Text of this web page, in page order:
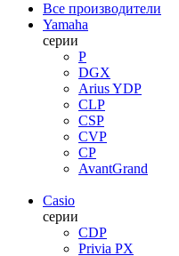
Все производители
Yamaha
серии
P
DGX
Arius YDP
CLP
CSP
CVP
CP
AvantGrand
Casio
серии
CDP
Privia PX